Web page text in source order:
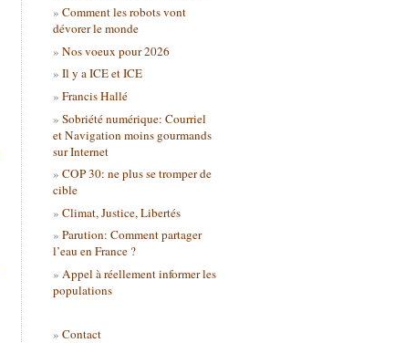
Comment les robots vont
dévorer le monde
Nos voeux pour 2026
Il y a ICE et ICE
Francis Hallé
Sobriété numérique: Courriel
et Navigation moins gourmands
sur Internet
COP 30: ne plus se tromper de
cible
Climat, Justice, Libertés
Parution: Comment partager
l’eau en France ?
Appel à réellement informer les
populations
Contact